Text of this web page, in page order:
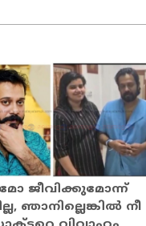
ജീവിക്കുമോന്ന്
ഞാനില്ലെങ്കില്‍ നീ